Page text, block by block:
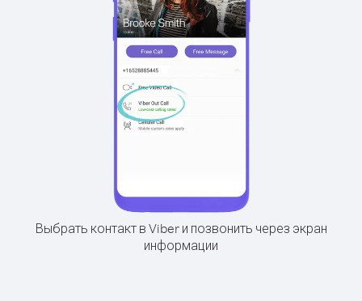
Выбрать контакт в Viber и позвонить через экран
информации